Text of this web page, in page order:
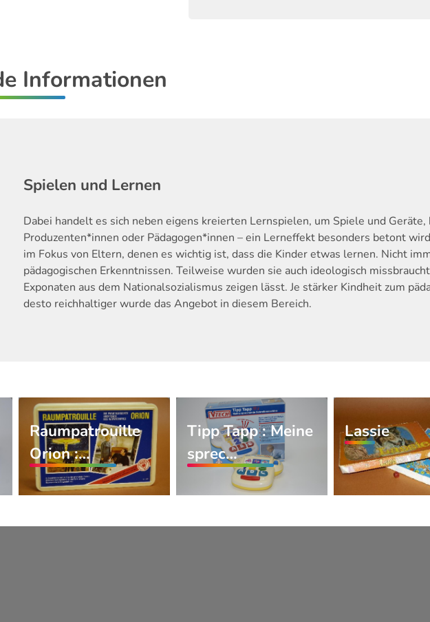
Informationen
Spielen und Lernen
Dabei handelt es sich neben eigens kreierten Lernspielen, um Spiele und Geräte,
Produzenten*innen oder Pädagogen*innen – ein Lerneffekt besonders betont
im Fokus von Eltern, denen es wichtig ist, dass die Kinder etwas lernen. Nicht
pädagogischen Erkenntnissen. Teilweise wurden sie auch ideologisch
Exponaten aus dem Nationalsozialismus zeigen lässt. Je stärker Kindheit zum
desto reichhaltiger wurde das Angebot in diesem Bereich.
Raumpatrouille
Orion :…
Tipp Tapp : Meine
sprec…
Lassie